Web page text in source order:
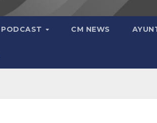
PODCAST CM NEWS